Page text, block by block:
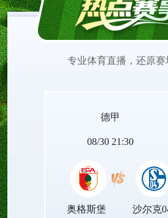
程无需安装任何插件。平台
专业体育直播，还原赛
德甲
08/30 21:30
奥格斯堡 沙尔克